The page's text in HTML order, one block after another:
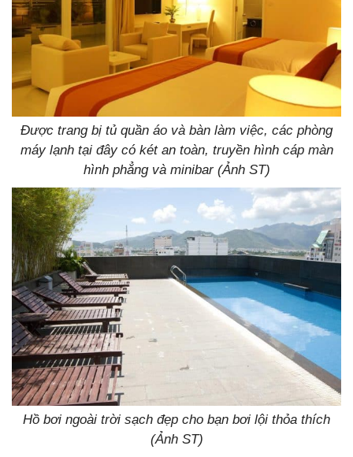
Được trang bị tủ quần áo và bàn làm việc, các phòng
máy lạnh tại đây có két an toàn, truyền hình cáp màn
hình phẳng và minibar (Ảnh ST)
Hồ bơi ngoài trời sạch đẹp cho bạn bơi lội thỏa thích
(Ảnh ST)